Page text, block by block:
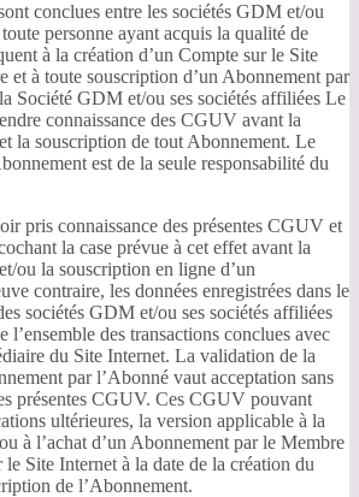
conclues entre les sociétés GDM et/ou
personne ayant acquis la qualité de
à la création d’un Compte sur le Site
et à toute souscription d’un Abonnement par
Société GDM et/ou ses sociétés affiliées Le
connaissance des CGUV avant la
la souscription de tout Abonnement. Le
est de la seule responsabilité du
pris connaissance des présentes CGUV et
la case prévue à cet effet avant la
ou la souscription en ligne d’un
contraire, les données enregistrées dans le
sociétés GDM et/ou ses sociétés affiliées
l’ensemble des transactions conclues avec
du Site Internet. La validation de la
par l’Abonné vaut acceptation sans
présentes CGUV. Ces CGUV pouvant
ultérieures, la version applicable à la
à l’achat d’un Abonnement par le Membre
Site Internet à la date de la création du
de l’Abonnement.